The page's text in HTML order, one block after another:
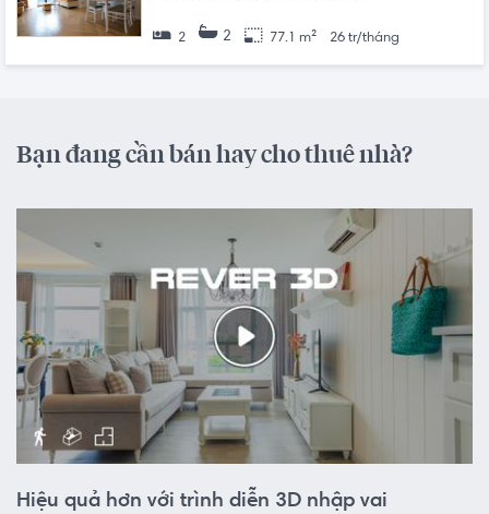
2 2 77.1 m² 26 tr/tháng
Bạn đang cần bán hay cho thuê nhà?
Hiệu quả hơn với trình diễn 3D nhập vai